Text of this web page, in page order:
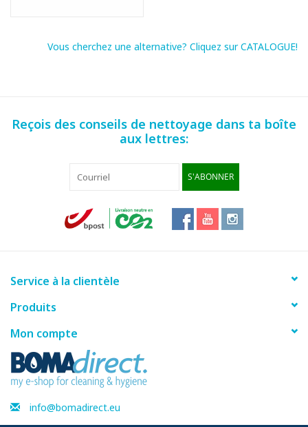
Vous cherchez une alternative? Cliquez sur CATALOGUE!
Reçois des conseils de nettoyage dans ta boîte
aux lettres:
S'ABONNER
Service à la clientèle
Produits
Mon compte
info@bomadirect.eu